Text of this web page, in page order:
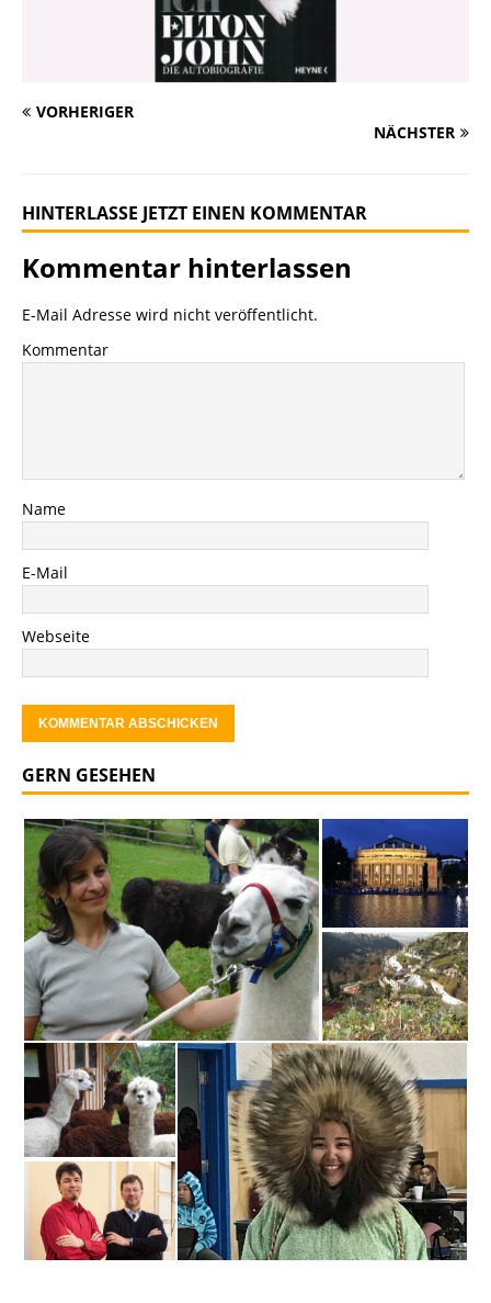
VORHERIGER
NÄCHSTER
HINTERLASSE JETZT EINEN KOMMENTAR
Kommentar hinterlassen
E-Mail Adresse wird nicht veröffentlicht.
Kommentar
Name
E-Mail
Webseite
GERN GESEHEN